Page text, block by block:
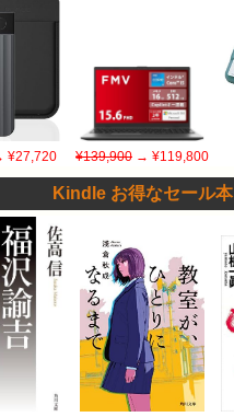
¥27,720 ¥139,900 → ¥119,800
Kindle お得なセール本